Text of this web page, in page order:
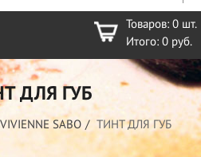
Товаров: 0 шт.
Итого: 0 руб.
ДЛЯ ГУБ
VIVIENNE SABO ТИНТ ДЛЯ ГУБ